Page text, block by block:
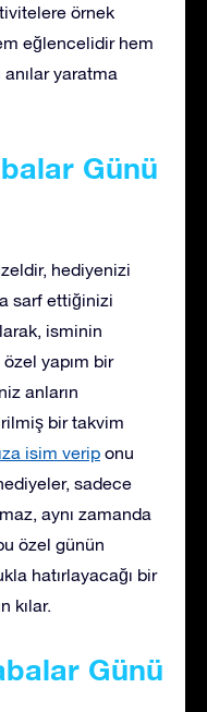
örnek
eğlencelidir hem
anılar yaratma
Günü
hediyenizi
sarf ettiğinizi
isminin
özel yapım bir
anların
bir takvim
isim verip onu
sadece
aynı zamanda
özel günün
hatırlayacağı bir
kılar.
Günü